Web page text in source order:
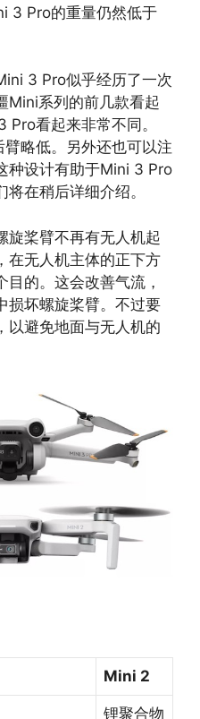
3 Pro的重量仍然低于
3 Pro似乎经历了一次
Mini系列的前几款看起
看起来非常不同。
略低。另外还也可以注
种设计有助于Mini 3 Pro
在稍后详细介绍。
旋桨臂不再有无人机起
在无人机主体的正下方
的。这会改善气流，
损坏螺旋桨臂。不过要
以避免地面与无人机的
Mini 2
锂聚合物